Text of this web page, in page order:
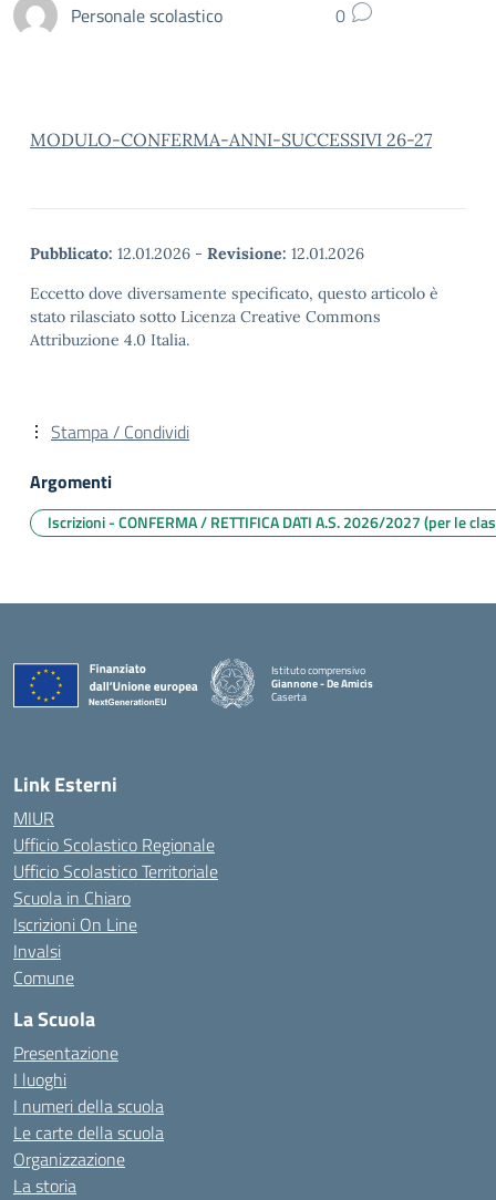
Personale scolastico 0
MODULO-CONFERMA-ANNI-SUCCESSIVI 26-27
Pubblicato: 12.01.2026 - Revisione: 12.01.2026
Eccetto dove diversamente specificato, questo articolo è
stato rilasciato sotto Licenza Creative Commons
Attribuzione 4.0 Italia.
Stampa / Condividi
Argomenti
Iscrizioni - CONFERMA / RETTIFICA DATI A.S. 2026/2027 (per le
Istituto comprensivo
Giannone - De Amicis
Caserta
Link Esterni
MIUR
Ufficio Scolastico Regionale
Ufficio Scolastico Territoriale
Scuola in Chiaro
Iscrizioni On Line
Invalsi
Comune
La Scuola
Presentazione
I luoghi
I numeri della scuola
Le carte della scuola
Organizzazione
La storia